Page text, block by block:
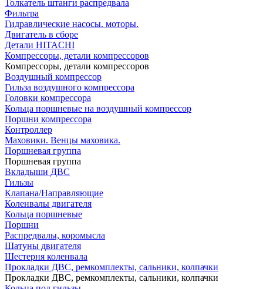
Толкатель штанги распредвала
Фильтра
Гидравлические насосы. моторы.
Двигатель в сборе
Детали HITACHI
Компрессоры, детали компрессоров
Компрессоры, детали компрессоров
Воздушный компрессор
Гильза воздушного компрессора
Головки компрессора
Кольца поршневые на воздушный компрессор
Поршни компрессора
Контроллер
Маховики. Венцы маховика.
Поршневая группа
Поршневая группа
Вкладыши ДВС
Гильзы
Клапана/Направляющие
Коленвалы двигателя
Кольца поршневые
Поршни
Распредвалы, коромысла
Шатуны двигателя
Шестерня коленвала
Прокладки ДВС, ремкомплекты, сальники, колпачки
Прокладки ДВС, ремкомплекты, сальники, колпачки